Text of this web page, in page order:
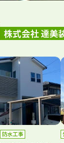
株式会社 達美
防水工事